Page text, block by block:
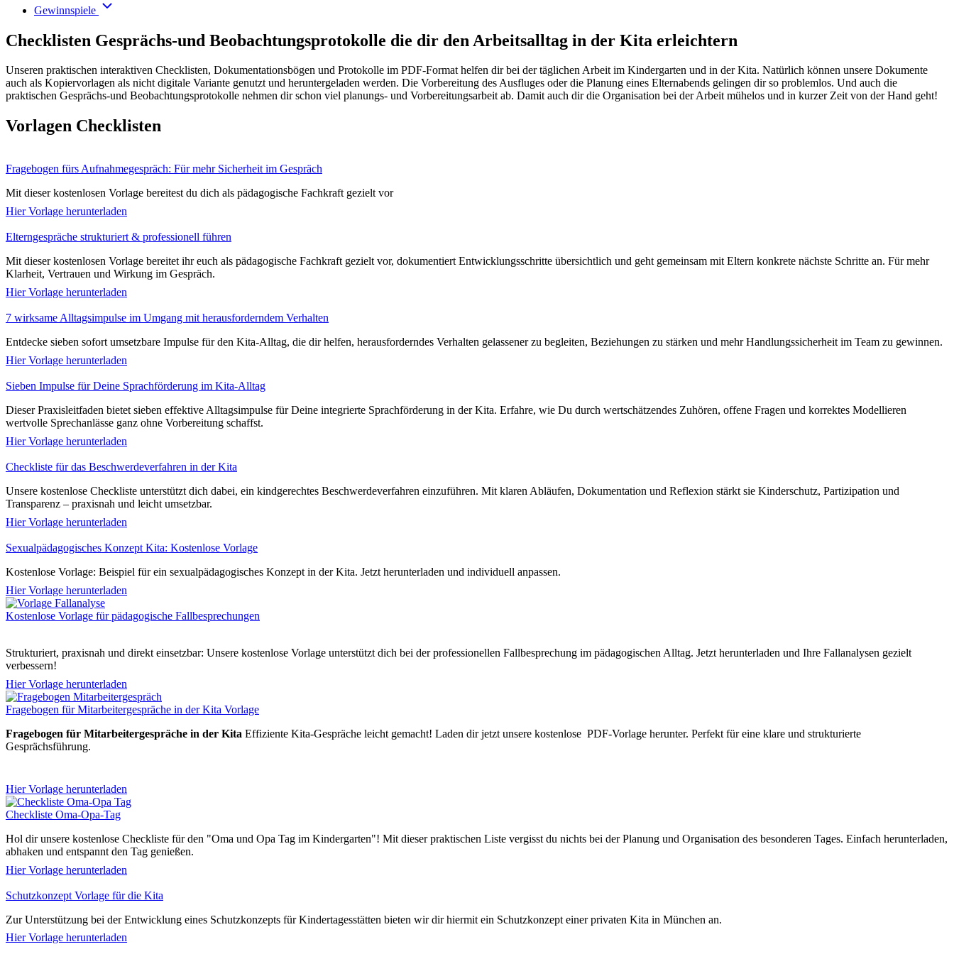
Gewinnspiele
Checklisten Gesprächs-und Beobachtungsprotokolle die dir den Arbeitsalltag in der Kita erleichtern
Unseren praktischen interaktiven Checklisten, Dokumentationsbögen und Protokolle im PDF-Format helfen dir bei der täglichen Arbeit im Kindergarten und in der Kita. Natürlich können unsere Dokumente
auch als Kopiervorlagen als nicht digitale Variante genutzt und heruntergeladen werden. Die Vorbereitung des Ausfluges oder die Planung eines Elternabends gelingen dir so problemlos. Und auch die
praktischen Gesprächs-und Beobachtungsprotokolle nehmen dir schon viel planungs- und Vorbereitungsarbeit ab. Damit auch dir die Organisation bei der Arbeit mühelos und in kurzer Zeit von der Hand geht!
Vorlagen Checklisten
Fragebogen fürs Aufnahmegespräch: Für mehr Sicherheit im Gespräch
Mit dieser kostenlosen Vorlage bereitest du dich als pädagogische Fachkraft gezielt vor
Hier Vorlage herunterladen
Elterngespräche strukturiert & professionell führen
Mit dieser kostenlosen Vorlage bereitet ihr euch als pädagogische Fachkraft gezielt vor, dokumentiert Entwicklungsschritte übersichtlich und geht gemeinsam mit Eltern konkrete nächste Schritte an. Für mehr
Klarheit, Vertrauen und Wirkung im Gespräch.
Hier Vorlage herunterladen
7 wirksame Alltagsimpulse im Umgang mit herausforderndem Verhalten
Entdecke sieben sofort umsetzbare Impulse für den Kita-Alltag, die dir helfen, herausforderndes Verhalten gelassener zu begleiten, Beziehungen zu stärken und mehr Handlungssicherheit im Team zu gewinnen.
Hier Vorlage herunterladen
Sieben Impulse für Deine Sprachförderung im Kita-Alltag
Dieser Praxisleitfaden bietet sieben effektive Alltagsimpulse für Deine integrierte Sprachförderung in der Kita. Erfahre, wie Du durch wertschätzendes Zuhören, offene Fragen und korrektes Modellieren
wertvolle Sprechanlässe ganz ohne Vorbereitung schaffst.
Hier Vorlage herunterladen
Checkliste für das Beschwerdeverfahren in der Kita
Unsere kostenlose Checkliste unterstützt dich dabei, ein kindgerechtes Beschwerdeverfahren einzuführen. Mit klaren Abläufen, Dokumentation und Reflexion stärkt sie Kinderschutz, Partizipation und
Transparenz – praxisnah und leicht umsetzbar.
Hier Vorlage herunterladen
Sexualpädagogisches Konzept Kita: Kostenlose Vorlage
Kostenlose Vorlage: Beispiel für ein sexualpädagogisches Konzept in der Kita. Jetzt herunterladen und individuell anpassen.
Hier Vorlage herunterladen
Kostenlose Vorlage für pädagogische Fallbesprechungen
Strukturiert, praxisnah und direkt einsetzbar: Unsere kostenlose Vorlage unterstützt dich bei der professionellen Fallbesprechung im pädagogischen Alltag. Jetzt herunterladen und Ihre Fallanalysen gezielt
verbessern!
Hier Vorlage herunterladen
Fragebogen für Mitarbeitergespräche in der Kita Vorlage
Fragebogen für Mitarbeitergespräche in der Kita Effiziente Kita-Gespräche leicht gemacht! Laden dir jetzt unsere kostenlose PDF-Vorlage herunter. Perfekt für eine klare und strukturierte
Gesprächsführung.
Hier Vorlage herunterladen
Checkliste Oma-Opa-Tag
Hol dir unsere kostenlose Checkliste für den "Oma und Opa Tag im Kindergarten"! Mit dieser praktischen Liste vergisst du nichts bei der Planung und Organisation des besonderen Tages. Einfach herunterladen,
abhaken und entspannt den Tag genießen.
Hier Vorlage herunterladen
Schutzkonzept Vorlage für die Kita
Zur Unterstützung bei der Entwicklung eines Schutzkonzepts für Kindertagesstätten bieten wir dir hiermit ein Schutzkonzept einer privaten Kita in München an.
Hier Vorlage herunterladen